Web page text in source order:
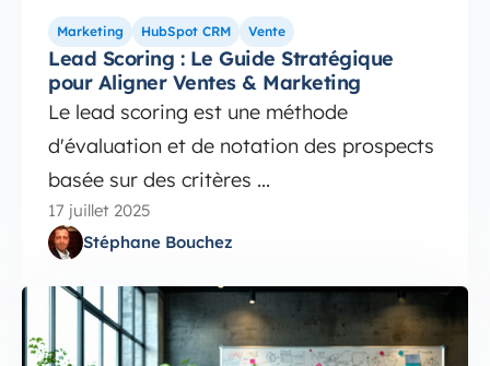
Marketing HubSpot CRM Vente
Lead Scoring : Le Guide Stratégique
pour Aligner Ventes & Marketing
Le lead scoring est une méthode
d'évaluation et de notation des prospects
basée sur des critères ...
17 juillet 2025
Stéphane Bouchez